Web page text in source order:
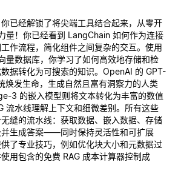
已经解锁了将尖端工具结合起来，从零开
量！你已经看到 LangChain 如何作为连接
作流程，简化组件之间复杂的交互。使用
量数据库，你学习了如何高效地存储和检
据转化为可搜索的知识。OpenAI 的 GPT-
焕发生命，生成自然且富有洞察力的人类
3 的嵌入模型则将文本转化为丰富的数值
流水线理解上下文和细微差别。所有这些
缝的流水线：获取数据、嵌入数据、存储
并生成答案——同时保持灵活性和可扩展
了专业技巧，例如优化块大小和元数据过
用包含的免费 RAG 成本计算器控制成